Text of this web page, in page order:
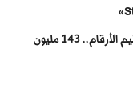
«Spider-Man: Brand New Day» يواصل تحطيم الأرقام.. 143 مليون